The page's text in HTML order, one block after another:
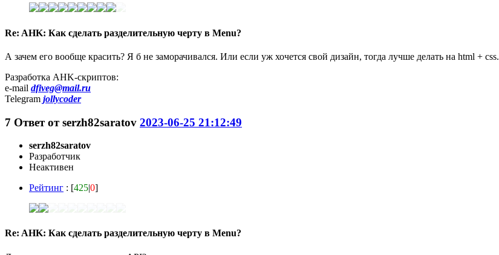
Re: AHK: Как сделать разделительную черту в Menu?
А зачем его вообще красить? Я б не заморачивался. Или если уж хочется свой дизайн, тогда лучше делать на html + css.
Разработка AHK-скриптов:
e-mail dfiveg@mail.ru
Telegram jollycoder
7 Ответ отserzh82saratov 2023-06-25 21:12:49
serzh82saratov
Разработчик
Неактивен
Рейтинг : [425|0]
Re: AHK: Как сделать разделительную черту в Menu?